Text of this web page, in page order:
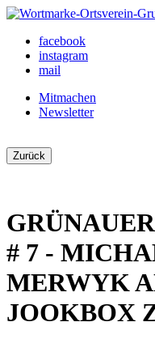
Skip
content
Ortsverein Grünau
Veranstaltungen und
facebook
instagram
mail
Mitmachen
Newsletter
Zurück
# 7 -
MERWYK
JOOKBOX